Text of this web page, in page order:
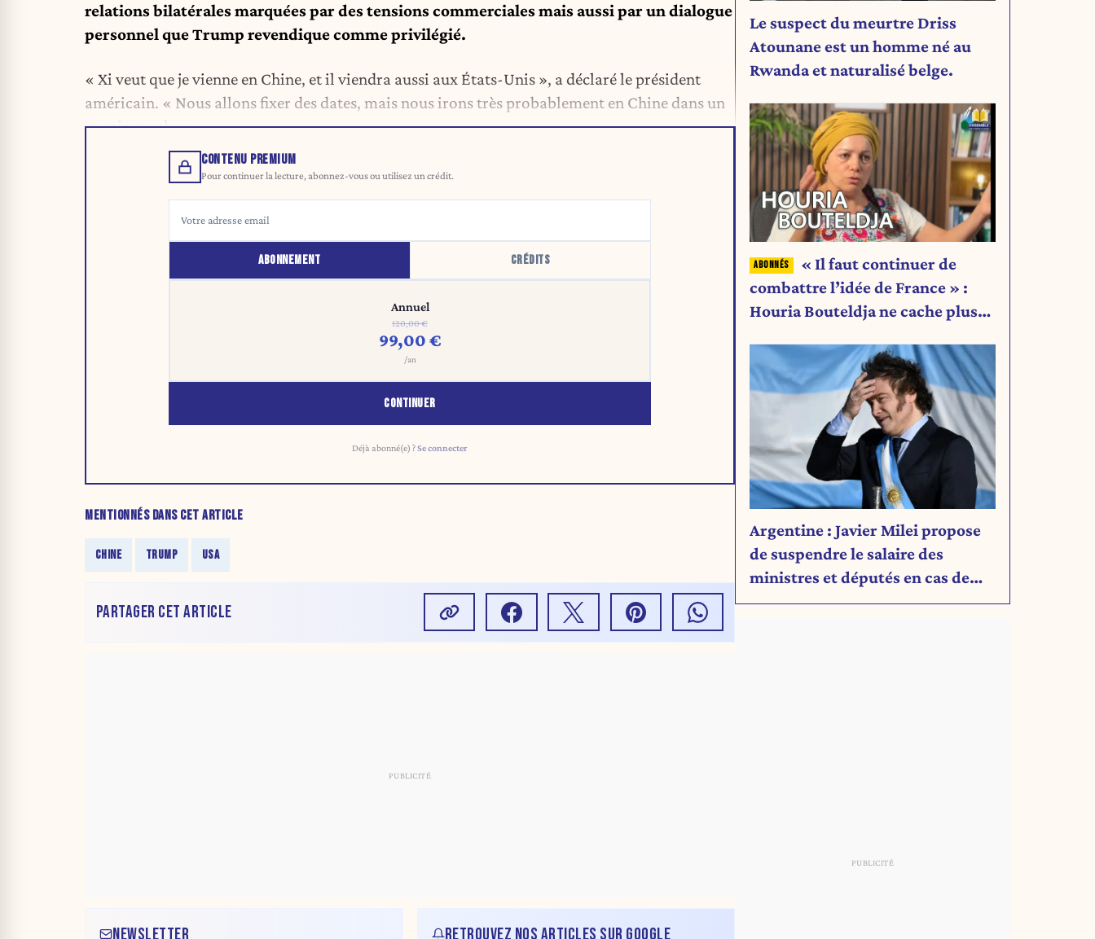
relations bilatérales marquées par des tensions commerciales mais aussi par un dialogue
personnel que Trump revendique comme privilégié.
« Xi veut que je vienne en Chine, et il viendra aussi aux États-Unis », a déclaré le président
américain. « Nous allons fixer des dates, mais nous irons très probablement en Chine dans un
avenir proche. »
CONTENU PREMIUM
Pour continuer la lecture, abonnez-vous ou utilisez un crédit.
ABONNEMENT CRÉDITS
Annuel
120,00 €
99,00 €
/an
CONTINUER
Déjà abonné(e) ?Se connecter
MENTIONNÉS DANS CET ARTICLE
CHINE TRUMP USA
PARTAGER CET ARTICLE
NEWSLETTER RETROUVEZ NOS ARTICLES SUR GOOGLE
Le suspect du meurtre Driss
Atounane est un homme né au
Rwanda et naturalisé belge.
« Il faut continuer de
combattre l’idée de France » :
Houria Bouteldja ne cache plus
Argentine : Javier Milei propose
de suspendre le salaire des
ministres et députés en cas de
déficit budgétaire